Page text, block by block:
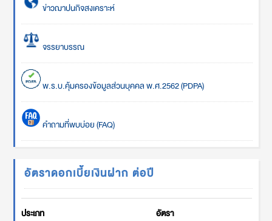
ข่าวฌาปนกิจสงเคราะห์
จรรยาบรรณ
พ.ร.บ.คุ้มครองข้อมูลส่วนบุคคล พ.ศ.2562 (PDPA)
คำถามที่พบบ่อย (FAQ)
อัตราดอกเบี้ยเงินฝาก ต่อปี
ประเภท อัตรา